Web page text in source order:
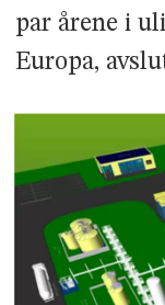
par årene i
Europa,